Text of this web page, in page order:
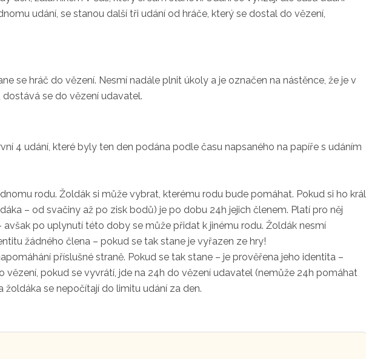
udání, se stanou další tři udání od hráče, který se dostal do vězení,
se hráč do vězení. Nesmí nadále plnit úkoly a je označen na nástěnce, že je v
dostává se do vězení udavatel.
4 udání, které byly ten den podána podle času napsaného na papíře s udáním
rodu. Žoldák si může vybrat, kterému rodu bude pomáhat. Pokud si ho král
– od svačiny až po zisk bodů) je po dobu 24h jejich členem. Platí pro něj
avšak po uplynutí této doby se může přidat k jinému rodu. Žoldák nesmí
žádného člena – pokud se tak stane je vyřazen ze hry!
příslušné straně. Pokud se tak stane – je prověřena jeho identita –
vězení, pokud se vyvrátí, jde na 24h do vězení udavatel (nemůže 24h pomáhat
žoldáka se nepočítají do limitu udání za den.